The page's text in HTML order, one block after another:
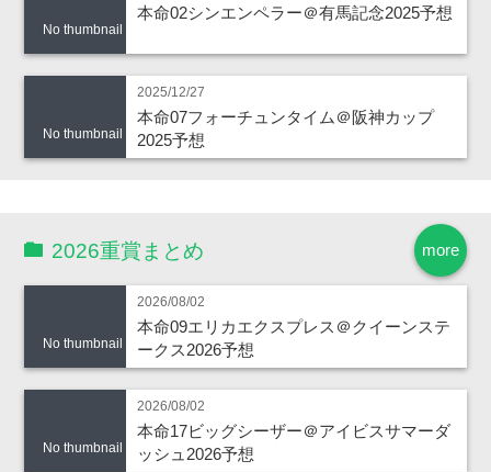
No thumbnail
本命02シンエンペラー＠有馬記念2025予想
No thumbnail
2025/12/27
本命07フォーチュンタイム＠阪神カップ
2025予想
more
2026重賞まとめ
No thumbnail
2026/08/02
本命09エリカエクスプレス＠クイーンステ
ークス2026予想
No thumbnail
2026/08/02
本命17ビッグシーザー＠アイビスサマーダ
ッシュ2026予想